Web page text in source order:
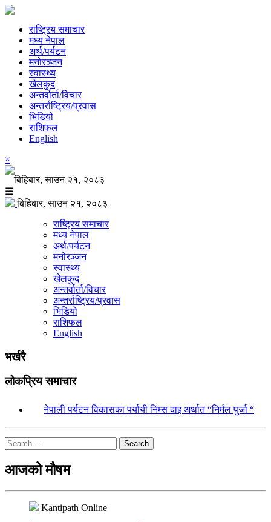
राष्ट्रिय समाचार
मध्य नेपाल
अर्थ/पर्यटन
मनोरञ्जन
स्वास्थ्य
खेलकुद
अन्तर्वार्ता/विचार
अन्तर्राष्ट्रिय/प्रवास
भिडियो
राशिफल
English
×
बिहिबार, साउन २१, २०८३
☰
बिहिबार, साउन २१, २०८३
राष्ट्रिय समाचार
मध्य नेपाल
अर्थ/पर्यटन
मनोरञ्जन
स्वास्थ्य
खेलकुद
अन्तर्वार्ता/विचार
अन्तर्राष्ट्रिय/प्रवास
भिडियो
राशिफल
English
भर्खरै
लोकप्रिय समाचार
नेपाली पर्यटन विकासका पर्यायी निम्स दाइ अर्थात “निर्मल पुर्जा “
Search
आजको मौषम
Kantipath Online